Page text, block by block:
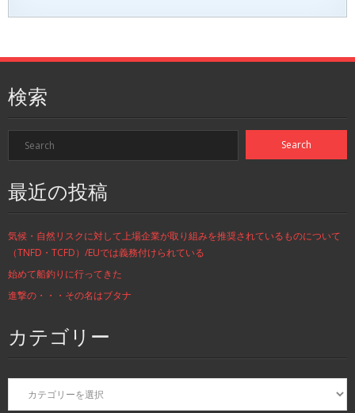
検索
最近の投稿
気候・自然リスクに対して上場企業が取り組みを推奨されているものについて
（TNFD・TCFD）/EUでは義務付けられている
始めて船釣りに行ってきた
進撃の・・・その名はブタナ
カテゴリー
カ